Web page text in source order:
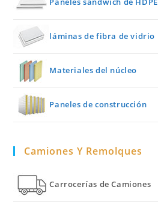
láminas de fibra de vidrio
Materiales del núcleo
Paneles de construcción
Camiones Y Remolques
Carrocerías de Camiones